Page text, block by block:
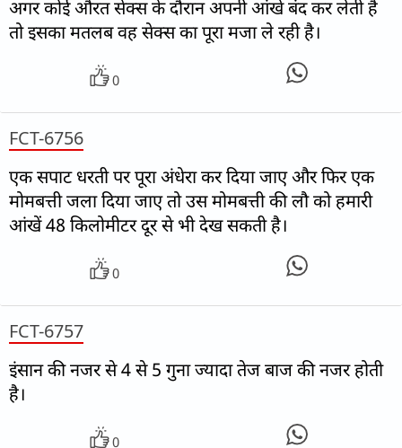
अगर कोई औरत सेक्स के दौरान अपनी आंखे बंद कर लेती है
तो इसका मतलब वह सेक्स का पूरा मजा ले रही है।
0
FCT-6756
एक सपाट धरती पर पूरा अंधेरा कर दिया जाए और फिर एक
मोमबत्ती जला दिया जाए तो उस मोमबत्ती की लौ को हमारी
आंखें 48 किलोमीटर दूर से भी देख सकती है।
0
FCT-6757
इंसान की नजर से 4 से 5 गुना ज्यादा तेज बाज की नजर होती
है।
0